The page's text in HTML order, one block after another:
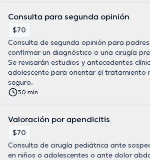
Consulta para segunda opinión
$70
Consulta de segunda opinión para
confirmar un diagnóstico o una cirugía
Se revisarán estudios y antecedentes
adolescente para orientar el tratamiento
seguro.
30 min
Valoración por apendicitis
$70
Consulta de cirugía pediátrica ante
en niños o adolescentes o ante dolor